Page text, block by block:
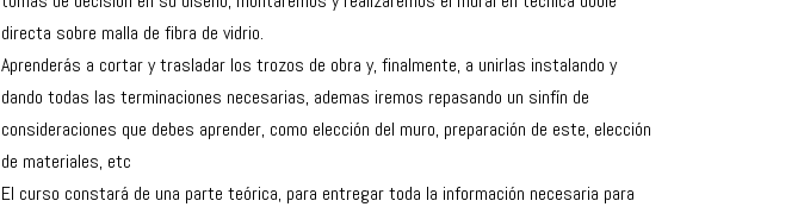
directa sobre malla de fibra de vidrio.
Aprenderás a cortar y trasladar los trozos de obra y, finalmente, a unirlas instalando y
dando todas las terminaciones necesarias, ademas iremos repasando un sinfín de
consideraciones que debes aprender, como elección del muro, preparación de este, elección
de materiales, etc
El curso constará de una parte teórica, para entregar toda la información necesaria para